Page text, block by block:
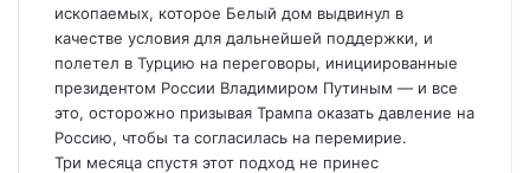
ископаемых, которое Белый дом выдвинул в
качестве условия для дальнейшей поддержки, и
полетел в Турцию на переговоры, инициированные
президентом России Владимиром Путиным — и все
это, осторожно призывая Трампа оказать давление на
Россию, чтобы та согласилась на перемирие.
Три месяца спустя этот подход не принес